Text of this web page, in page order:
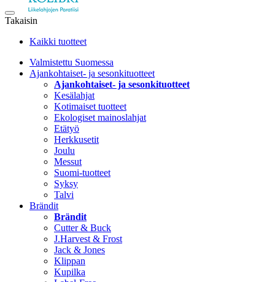
Takaisin
Kaikki tuotteet
Valmistettu Suomessa
Ajankohtaiset- ja sesonkituotteet
Ajankohtaiset- ja sesonkituotteet
Kesälahjat
Kotimaiset tuotteet
Ekologiset mainoslahjat
Etätyö
Herkkusetit
Joulu
Messut
Suomi-tuotteet
Syksy
Talvi
Brändit
Brändit
Cutter & Buck
J.Harvest & Frost
Jack & Jones
Klippan
Kupilka